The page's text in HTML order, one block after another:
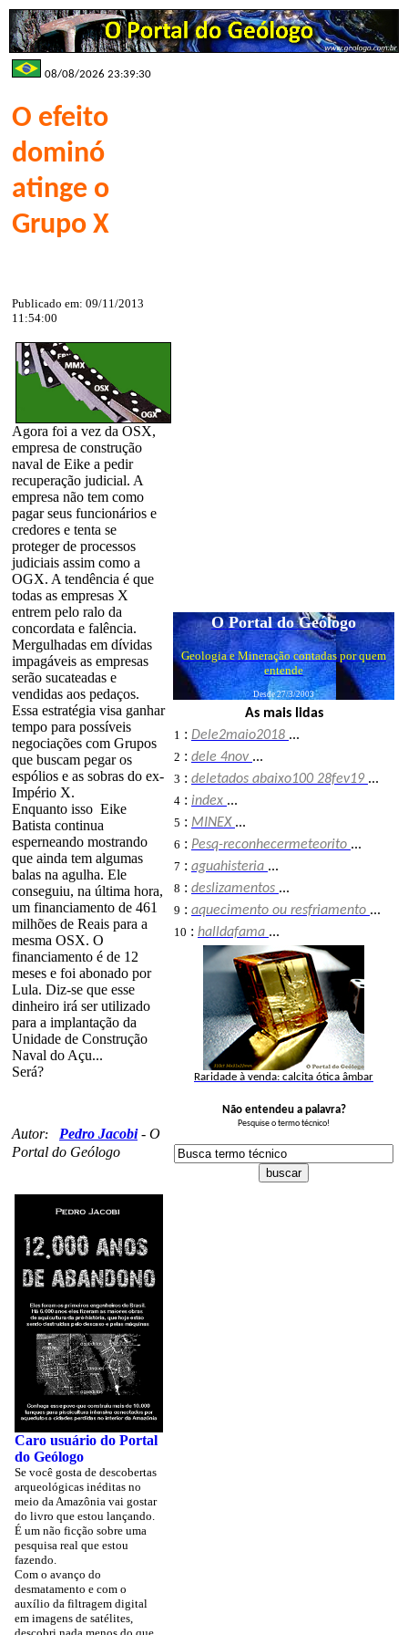
08/08/2026 23:39:30
O efeito
dominó
atinge o
Grupo X
Publicado em: 09/11/2013
11:54:00
Agora foi a vez da OSX,
empresa de construção
naval de Eike a pedir
recuperação judicial. A
empresa não tem como
pagar seus funcionários e
credores e tenta se
proteger de processos
judiciais assim como a
OGX. A tendência é que
todas as empresas X
entrem pelo ralo da
concordata e falência.
Mergulhadas em dívidas
impagáveis as empresas
serão sucateadas e
vendidas aos pedaços.
Essa estratégia visa ganhar
tempo para possíveis
negociações com Grupos
que buscam pegar os
espólios e as sobras do ex-
Império X.
Enquanto isso Eike
Batista continua
esperneando mostrando
que ainda tem algumas
balas na agulha. Ele
conseguiu, na última hora,
um financiamento de 461
milhões de Reais para a
mesma OSX. O
financiamento é de 12
meses e foi abonado por
Lula. Diz-se que esse
dinheiro irá ser utilizado
para a implantação da
Unidade de Construção
Naval do Açu...
Será?
Autor: Pedro Jacobi- O
Portal do Geólogo
Caro usuário do Portal
do Geólogo
Se você gosta de descobertas
arqueológicas inéditas no
meio da Amazônia vai gostar
do livro que estou lançando.
É um não ficção sobre uma
pesquisa real que estou
fazendo.
Com o avanço do
desmatamento e com o
auxílio da filtragem digital
em imagens de satélites,
O Portal do Geólogo
Geologia e Mineração contadas por quem
entende
Desde 27/3/2003
As mais lidas
1 : Dele2maio2018 ...
2 : dele 4nov ...
3 : deletados abaixo100 28fev19 ...
4 : index ...
5 : MINEX ...
6 : Pesq-reconhecermeteorito ...
7 : aguahisteria ...
8 : deslizamentos ...
9 : aquecimento ou resfriamento ...
10 : halldafama ...
Raridade à venda: calcita ótica âmbar
Não entendeu a palavra?
Pesquise o termo técnico!